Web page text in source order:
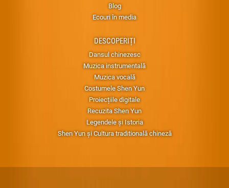
Blog
Ecouri în media
DESCOPERIȚI
Dansul chinezesc
Muzica instrumentală
Muzica vocală
Costumele Shen Yun
Proiecțiile digitale
Recuzita Shen Yun
Legendele și Istoria
Shen Yun și Cultura traditională chineză